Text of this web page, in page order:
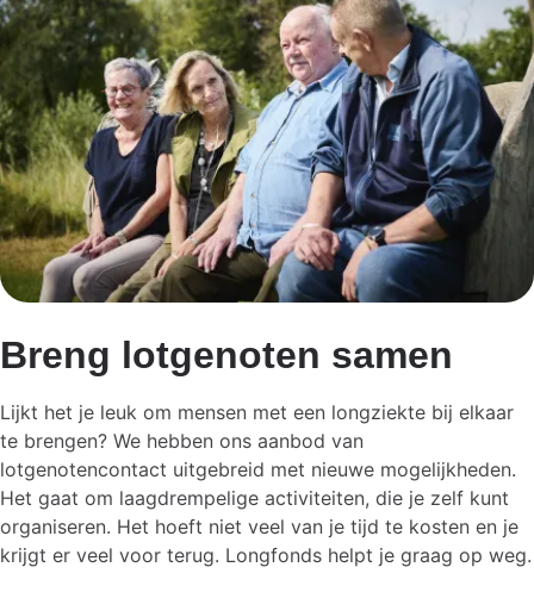
Breng lotgenoten samen
Lijkt het je leuk om mensen met een longziekte bij elkaar
te brengen? We hebben ons aanbod van
lotgenotencontact uitgebreid met nieuwe mogelijkheden.
Het gaat om laagdrempelige activiteiten, die je zelf kunt
organiseren. Het hoeft niet veel van je tijd te kosten en je
krijgt er veel voor terug. Longfonds helpt je graag op weg.